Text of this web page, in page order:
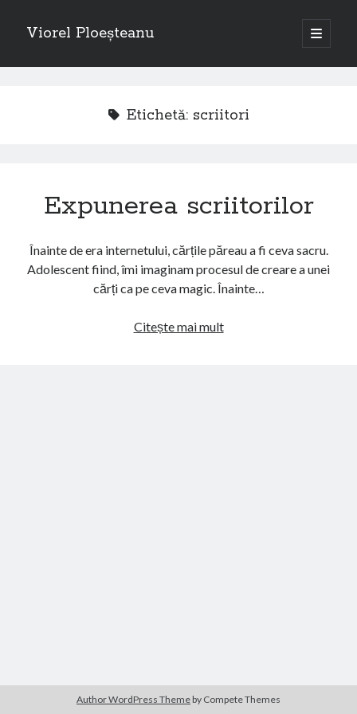
Viorel Ploeșteanu
open
primary
Sidebar
Articole recente
Câteva rânduri despre piesa de teatru “Emigranții”, autor Viorel
Ploeșteanu
Emigranții – Piesă de teatru de Viorel Ploeșteanu
Emigranții (teatru) – Viorel Ploeșteanu
Etichetă: scriitori
Expunerea scriitorilor
Înainte de era internetului, cărțile păreau a fi ceva sacru.
Adolescent fiind, îmi imaginam procesul de creare a unei
cărți ca pe ceva magic. Înainte…
Citește mai multExpunerea
Author WordPress Theme by Compete Themes